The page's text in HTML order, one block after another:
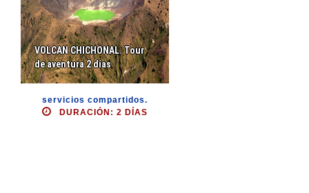
VOLCAN CHICHONAL. Tour
de aventura 2 días
servicios compartidos.
DURACIÓN: 2 DÍAS